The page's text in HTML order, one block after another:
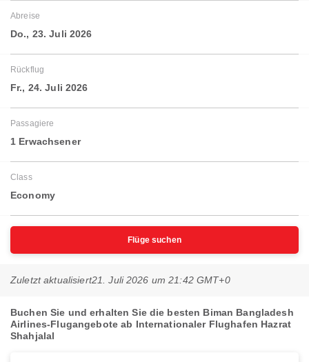
Abreise
Do., 23. Juli 2026
Rückflug
Fr., 24. Juli 2026
Passagiere
1 Erwachsener
Class
Economy
Flüge suchen
Zuletzt aktualisiert21. Juli 2026 um 21:42 GMT+0
Buchen Sie und erhalten Sie die besten Biman Bangladesh
Airlines-Flugangebote ab Internationaler Flughafen Hazrat
Shahjalal